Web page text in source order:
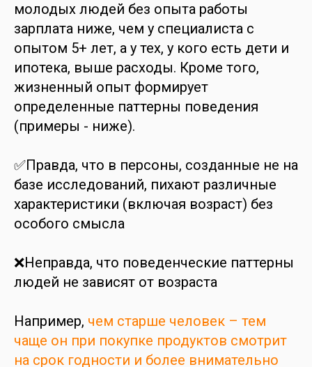
молодых людей без опыта работы
зарплата ниже, чем у специалиста с
опытом 5+ лет, а у тех, у кого есть дети и
ипотека, выше расходы. Кроме того,
жизненный опыт формирует
определенные паттерны поведения
(примеры - ниже).
✅Правда, что в персоны, созданные не на
базе исследований, пихают различные
характеристики (включая возраст) без
особого смысла
❌Неправда, что поведенческие паттерны
людей не зависят от возраста
Например, чем старше человек – тем
чаще он при покупке продуктов смотрит
на срок годности и более внимательно